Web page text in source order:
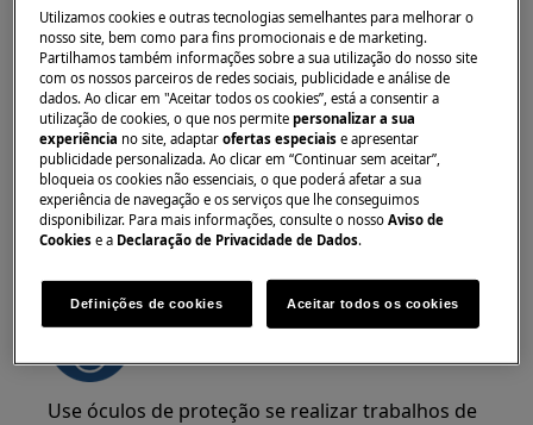
sempre luvas de proteção e calçado de
segurança. Use luvas de proteção em todos os
momentos para se proteger de cortes
provocados por arestas afiadas.
AVISO!RISCO DE LESÃO OCULAR
Use óculos de proteção se realizar trabalhos de
Utilizamos cookies e outras tecnologias semelhantes para melhorar o
nosso site, bem como para fins promocionais e de marketing.
Partilhamos também informações sobre a sua utilização do nosso site
com os nossos parceiros de redes sociais, publicidade e análise de
dados. Ao clicar em "Aceitar todos os cookies”, está a consentir a
utilização de cookies, o que nos permitepersonalizar a sua
experiência no site, adaptarofertas especiaise apresentar
publicidade personalizada. Ao clicar em “Continuar sem aceitar”,
bloqueia os cookies não essenciais, o que poderá afetar a sua
experiência de navegação e os serviços que lhe conseguimos
disponibilizar. Para mais informações, consulte o nossoAviso de
Cookies e a Declaração de Privacidade de Dados.
Definições de cookies Aceitar todos os cookies